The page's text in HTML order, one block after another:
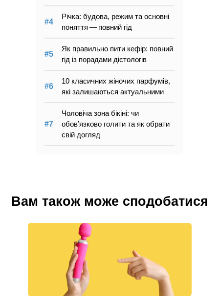
Річка: будова, режим та основні
поняття — повний гід
Як правильно пити кефір: повний
гід із порадами дієтологів
10 класичних жіночих парфумів,
які залишаються актуальними
Чоловіча зона бікіні: чи
обов’язково голити та як обрати
свій догляд
Вам також може сподобатися